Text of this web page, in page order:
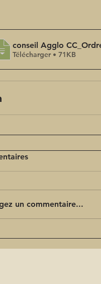
conseil Agglo
Télécharger • 71KB
un commentaire...